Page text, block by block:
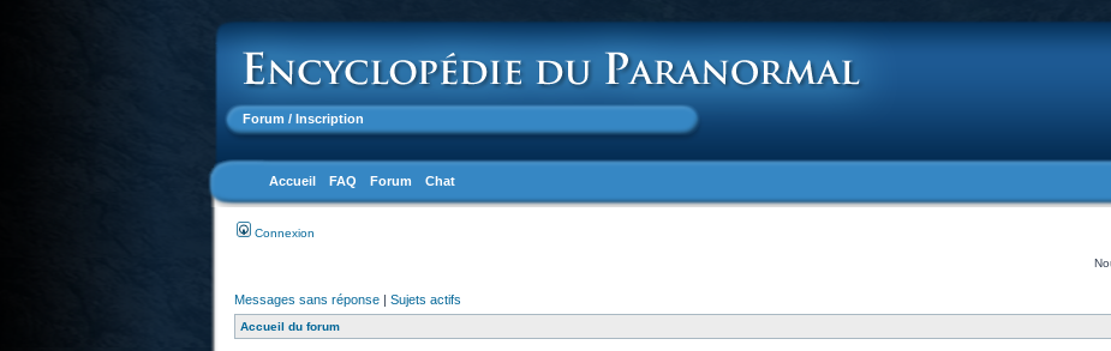
Forum / Inscription
Accueil FAQ Forum Chat
Connexion
Messages sans réponse| Sujets actifs
Accueil du forum